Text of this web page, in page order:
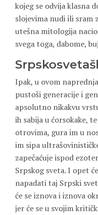
kojeg se odvija klasna
slojevima nudi ili sram
utešna mitologija
svega toga, dabome,
Ipak, u ovom
pustoši generacije i
apsolutno nikakvu
ih sabija u ćorsokake,
otrovima, gura im u
im sipa
zapečaćuje ispod
Srpskog sveta. I opet
napadati taj Srpski
će se iznova i iznova
jer će se u svojim